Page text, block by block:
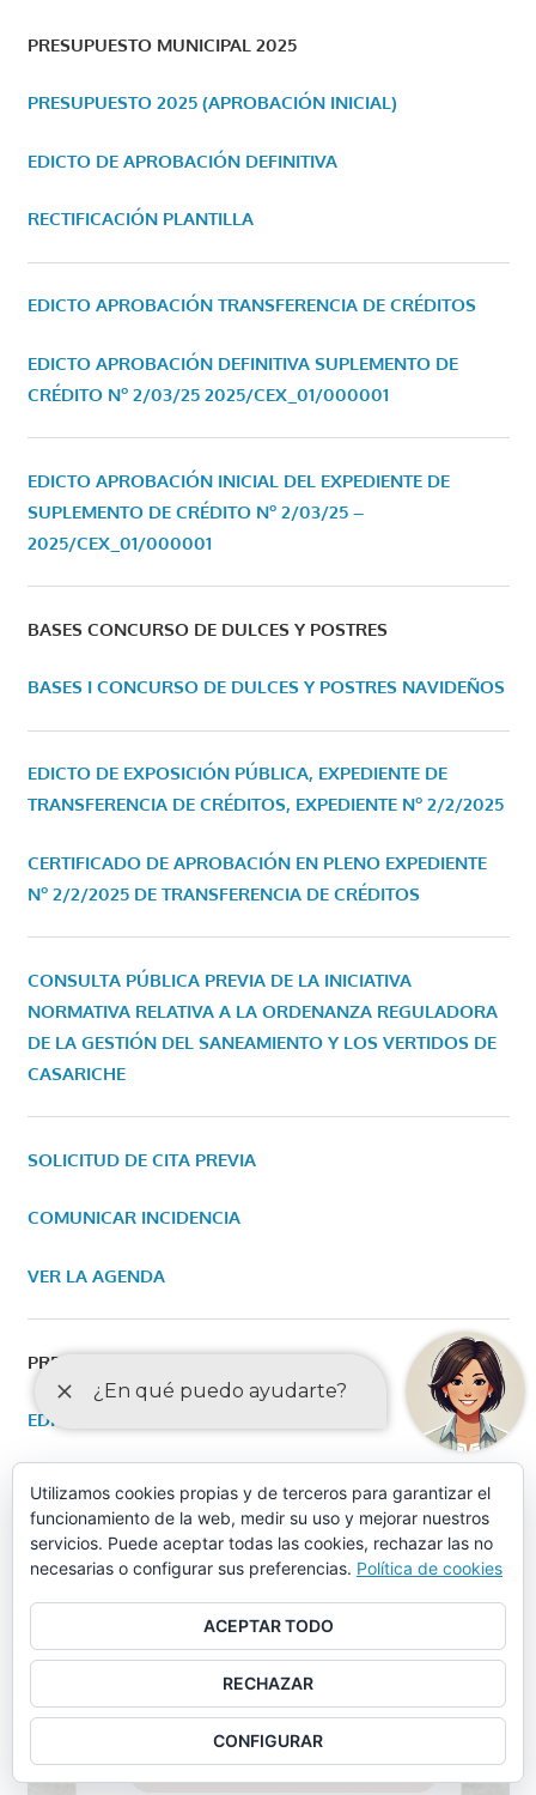
PRESUPUESTO MUNICIPAL 2025
PRESUPUESTO 2025 (APROBACIÓN INICIAL)
EDICTO DE APROBACIÓN DEFINITIVA
RECTIFICACIÓN PLANTILLA
EDICTO APROBACIÓN TRANSFERENCIA DE CRÉDITOS
EDICTO APROBACIÓN DEFINITIVA SUPLEMENTO DE
CRÉDITO Nº 2/03/25 2025/CEX_01/000001
EDICTO APROBACIÓN INICIAL DEL EXPEDIENTE DE
SUPLEMENTO DE CRÉDITO Nº 2/03/25 –
2025/CEX_01/000001
BASES CONCURSO DE DULCES Y POSTRES
BASES I CONCURSO DE DULCES Y POSTRES NAVIDEÑOS
EDICTO DE EXPOSICIÓN PÚBLICA, EXPEDIENTE DE
TRANSFERENCIA DE CRÉDITOS, EXPEDIENTE Nº 2/2/2025
CERTIFICADO DE APROBACIÓN EN PLENO EXPEDIENTE
Nº 2/2/2025 DE TRANSFERENCIA DE CRÉDITOS
CONSULTA PÚBLICA PREVIA DE LA INICIATIVA
NORMATIVA RELATIVA A LA ORDENANZA REGULADORA
DE LA GESTIÓN DEL SANEAMIENTO Y LOS VERTIDOS DE
CASARICHE
SOLICITUD DE CITA PREVIA
COMUNICAR INCIDENCIA
VER LA AGENDA
PRESUPUESTO MUNICIPAL 2024
EDICTO DE APROBACIÓN INICIAL
EDICTO DE APROBACIÓN DEFINITIVA
Utilizamos cookies propias y de terceros para garantizar el
funcionamiento de la web, medir su uso y mejorar nuestros
servicios. Puede aceptar todas las cookies, rechazar las no
necesarias o configurar sus preferencias. Política de cookies
ACEPTAR TODO
RECHAZAR
CONFIGURAR